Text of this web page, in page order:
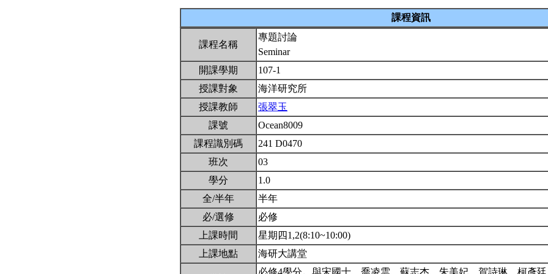
課程資訊
課程名稱
專題討論
Seminar
開課學期
107-1
授課對象
海洋研究所
授課教師
張翠玉
課號
Ocean8009
課程識別碼
241 D0470
班次
03
學分
1.0
全/半年
半年
必/選修
必修
上課時間
星期四1,2(8:10~10:00)
上課地點
海研大講堂
必修4學分。與宋國士、喬凌雲、蘇志杰、朱美妃、賀詩琳、柯彥